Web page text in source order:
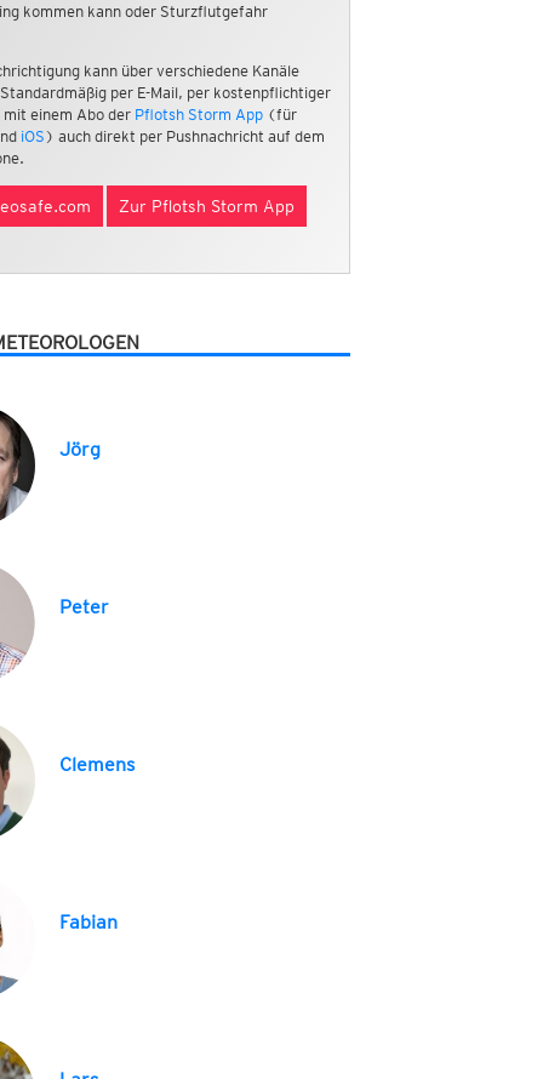
kommen kann oder Sturzflutgefahr
kann über verschiedene Kanäle
per E-Mail, per kostenpflichtiger
mit einem Abo der Pflotsh Storm App(für
iOS ) auch direkt per Pushnachricht auf dem
Zur Pflotsh Storm App
Jörg
Peter
Clemens
Fabian